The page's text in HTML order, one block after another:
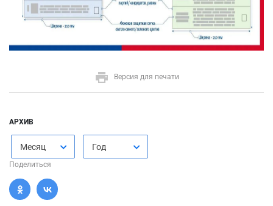
Версия для печати
АРХИВ
Месяц Год
Поделиться